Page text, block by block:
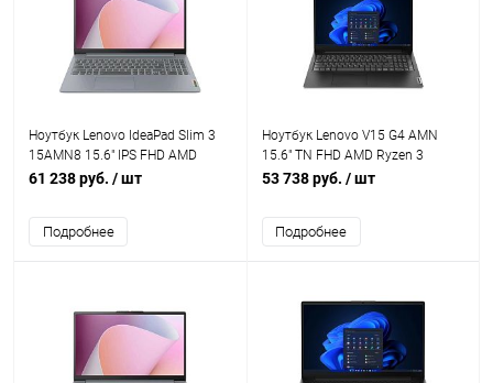
Ноутбук Lenovo IdeaPad Slim 3
15AMN8 15.6" IPS FHD AMD
Ryzen 3 7320U/8Gb/512Gb
61 238 руб. / шт
Подробнее
Ноутбук Lenovo V15 G4 AMN
15.6" TN FHD AMD Ryzen 3
7320U/8Gb/256Gb SSD/VGA int
53 738 руб. / шт
Подробнее